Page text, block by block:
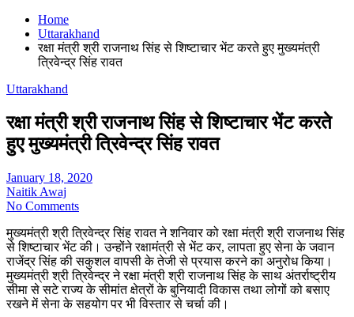
Home
Uttarakhand
रक्षा मंत्री श्री राजनाथ सिंह से शिष्टाचार भेंट करते हुए मुख्यमंत्री
त्रिवेन्द्र सिंह रावत
Uttarakhand
रक्षा मंत्री श्री राजनाथ सिंह से शिष्टाचार भेंट करते
हुए मुख्यमंत्री त्रिवेन्द्र सिंह रावत
January 18, 2020
Naitik Awaj
No Comments
मुख्यमंत्री श्री त्रिवेन्द्र सिंह रावत ने शनिवार को रक्षा मंत्री श्री राजनाथ सिंह
से शिष्टाचार भेंट की। उन्होंने रक्षामंत्री से भेंट कर, लापता हुए सेना के जवान
राजेंद्र सिंह की सकुशल वापसी के तेजी से प्रयास करने का अनुरोध किया।
मुख्यमंत्री श्री त्रिवेन्द्र ने रक्षा मंत्री श्री राजनाथ सिंह के साथ अंतर्राष्ट्रीय
सीमा से सटे राज्य के सीमांत क्षेत्रों के बुनियादी विकास तथा लोगों को बसाए
रखने में सेना के सहयोग पर भी विस्तार से चर्चा की।